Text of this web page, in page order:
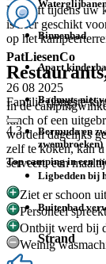
U hoeft tijdens uw
is zeer geschikt
op het
In de
lunch of een
worden dagelijks
zelf te koken, kan
serveert, een
Binnenbad
Apart
Badmuts niet
Bermuda en
zwembroeken)
Ligbedden bij
Buitenbad
Strand
PatLiesenCo
26 08 2025
Familie (jongste
4.3
Top camping in een
Ziet er schoon
Personeel
Ontbijt werd bij
Weinig